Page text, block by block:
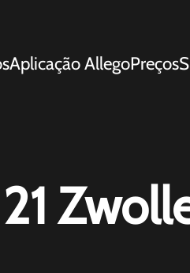
Aplicação AllegoPreços